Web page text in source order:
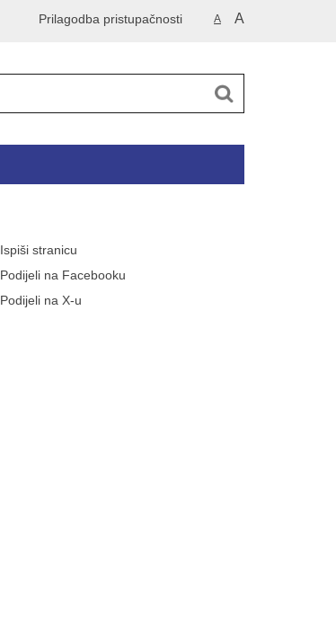
A A
Prilagodba pristupačnosti
Ispiši stranicu
Podijeli na Facebooku
Podijeli na X-u